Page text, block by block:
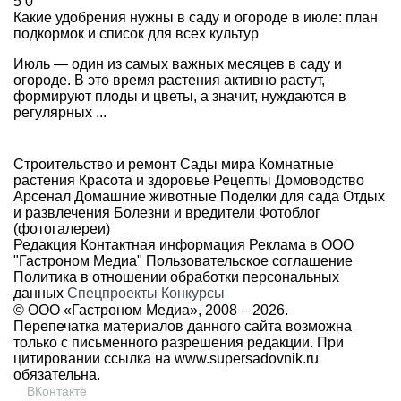
Какие удобрения нужны в саду и огороде в июле: план
подкормок и список для всех культур
Июль — один из самых важных месяцев в саду и
огороде. В это время растения активно растут,
формируют плоды и цветы, а значит, нуждаются в
регулярных ...
Строительство и ремонт Сады мира Комнатные
растения Красота и здоровье Рецепты Домоводство
Арсенал Домашние животные Поделки для сада Отдых
и развлечения Болезни и вредители Фотоблог
(фотогалереи)
Редакция Контактная информация Реклама в ООО
"Гастроном Медиа" Пользовательское соглашение
Политика в отношении обработки персональных
данных Спецпроекты Конкурсы
© ООО «Гастроном Медиа», 2008 – 2026.
Перепечатка материалов данного сайта возможна
только с письменного разрешения редакции. При
цитировании ссылка на www.supersadovnik.ru
обязательна.
ВКонтакте